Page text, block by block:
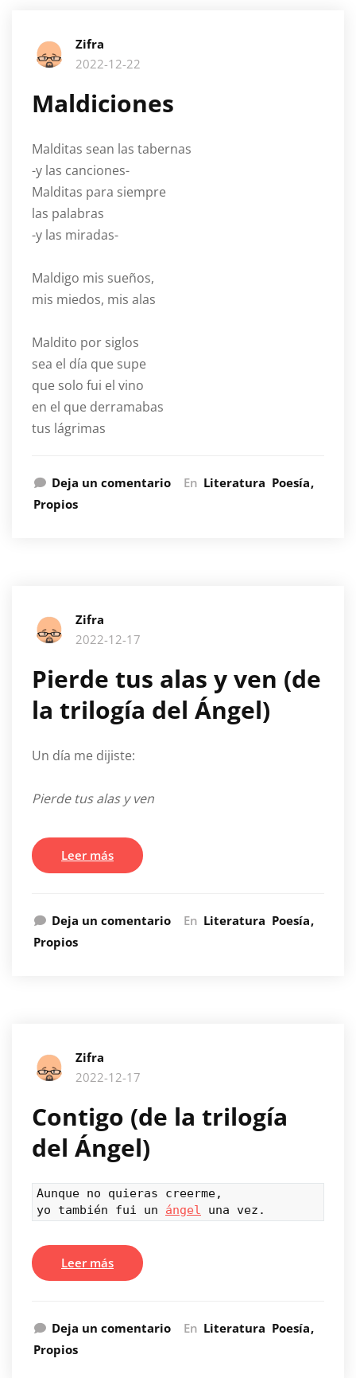
Zifra
2022-12-22
Maldiciones
Malditas sean las tabernas
-y las canciones-
Malditas para siempre
las palabras
-y las miradas-
Maldigo mis sueños,
mis miedos, mis alas
Maldito por siglos
sea el día que supe
que solo fui el vino
en el que derramabas
tus lágrimas
Deja un comentario En Literatura Poesía
Propios
Zifra
2022-12-17
Pierde tus alas y ven (de
la trilogía del Ángel)
Un día me dijiste:
Pierde tus alas y ven
Leer más
Deja un comentario En Literatura Poesía
Propios
Zifra
2022-12-17
Contigo (de la trilogía
del Ángel)
Aunque no quieras creerme,
yo también fui un ángel una vez.
Leer más
Deja un comentario En Literatura Poesía
Propios